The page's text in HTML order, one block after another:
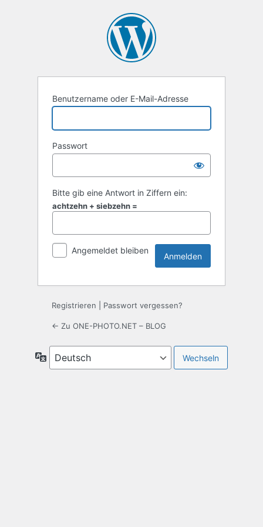
Benutzername oder E-Mail-Adresse
Passwort
Bitte gib eine Antwort in Ziffern ein:
achtzehn + siebzehn =
Angemeldet bleiben
Registrieren Passwort vergessen?
← Zu ONE-PHOTO.NET – BLOG
Sprache